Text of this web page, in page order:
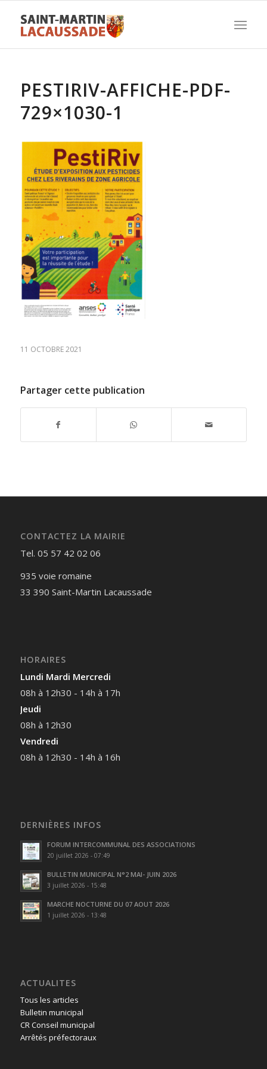
PESTIRIV-AFFICHE-PDF-
729×1030-1
11 OCTOBRE 2021
Partager cette publication
CONTACTEZ LA MAIRIE
Tel. 05 57 42 02 06
935 voie romaine
33 390 Saint-Martin Lacaussade
HORAIRES
Lundi Mardi Mercredi
08h à 12h30 - 14h à 17h
Jeudi
08h à 12h30
Vendredi
08h à 12h30 - 14h à 16h
DERNIÈRES INFOS
FORUM INTERCOMMUNAL DES ASSOCIATIONS
20 juillet 2026 - 07:49
BULLETIN MUNICIPAL N°2 MAI- JUIN 2026
3 juillet 2026 - 15:48
MARCHE NOCTURNE DU 07 AOUT 2026
1 juillet 2026 - 13:48
ACTUALITES
Tous les articles
Bulletin municipal
CR Conseil municipal
Arrêtés préfectoraux